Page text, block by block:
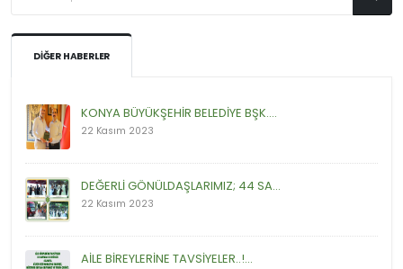
DIĞER HABERLER
KONYA BÜYÜKŞEHİR BELEDİYE BŞK....
22 Kasım 2023
DEĞERLİ GÖNÜLDAŞLARIMIZ; 44 SA...
22 Kasım 2023
AİLE BİREYLERİNE TAVSİYELER..!...